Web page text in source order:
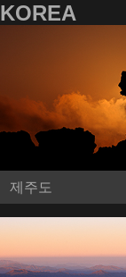
KOREA
제주도